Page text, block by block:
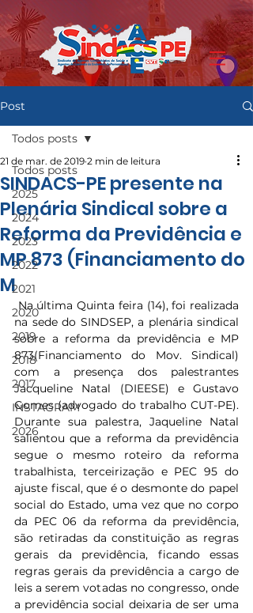
Post
Todos posts
2025
2024
2023
2022
2021
2020
2019
2018
2017
INSTAGRAM
2026
Todos posts
SINDACS-PE presente na
Plenária Sindical sobre a
Reforma da Previdência e
MP 873 (Financiamento do
M
21 de mar. de 2019 2 min de leitura
Na última Quinta feira (14), foi realizada
na sede do SINDSEP, a plenária sindical
sobre a reforma da previdência e MP
873(Financiamento do Mov. Sindical)
com a presença dos palestrantes
Jacqueline Natal (DIEESE) e Gustavo
Gomes (advogado do trabalho CUT-PE).
Durante sua palestra, Jaqueline Natal
salientou que a reforma da previdência
segue o mesmo roteiro da reforma
trabalhista, terceirização e PEC 95 do
ajuste fiscal, que é o desmonte do papel
social do Estado, uma vez que no corpo
da PEC 06 da reforma da previdência,
são retiradas da constituição as regras
gerais da previdência, ficando essas
regras gerais da previdência a cargo de
leis a serem votadas no congresso, onde
a previdência social deixaria de ser uma